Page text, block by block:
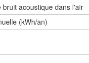
bruit acoustique dans l'air
(kWh/an)